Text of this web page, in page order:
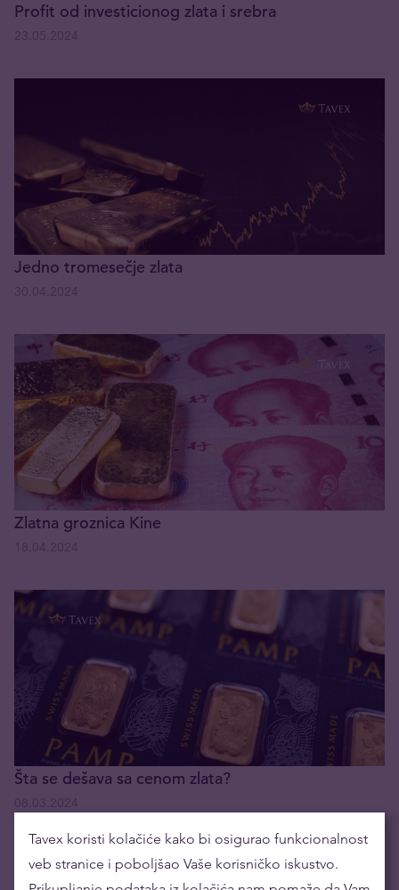
Profit od investicionog zlata i srebra
Jedno tromesečje zlata
Zlatna groznica Kine
Šta se dešava sa cenom zlata?
08.03.2024
Tavex koristi kolačiće kako bi osigurao funkcionalnost
veb stranice i poboljšao Vaše korisničko iskustvo.